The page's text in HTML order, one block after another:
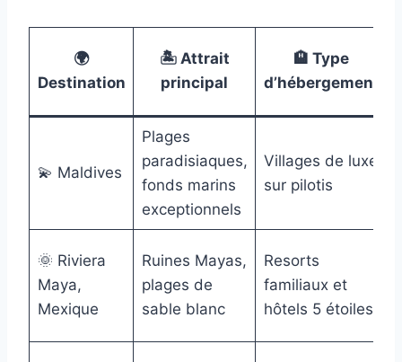
🌍
Destination
🏝️ Attrait
principal
🏨 Type
d’hébergement
💫 Maldives
Plages
paradisiaques,
fonds marins
exceptionnels
Villages de luxe
sur pilotis
🌞 Riviera
Maya,
Mexique
Ruines Mayas,
plages de
sable blanc
Resorts
familiaux et
hôtels 5 étoiles